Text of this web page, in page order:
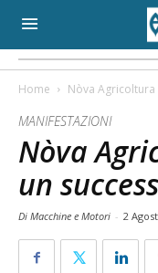
Home Nòva
MANIFESTAZIONI
Nòva
un
Di Macchine e Motori - 2